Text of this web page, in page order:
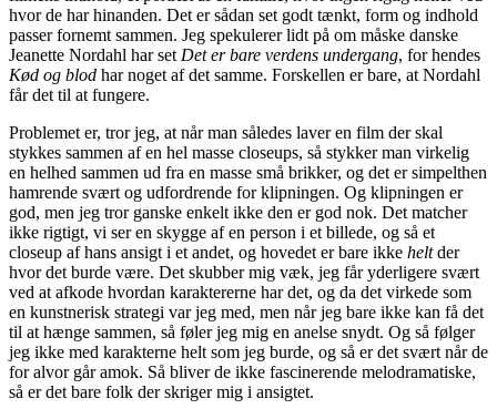
hvor de har hinanden. Det er sådan set godt tænkt, form og indhold
passer fornemt sammen. Jeg spekulerer lidt på om måske danske
Jeanette Nordahl har set Det er bare verdens undergang, for hendes
Kød og blod har noget af det samme. Forskellen er bare, at Nordahl
får det til at fungere.
Problemet er, tror jeg, at når man således laver en film der skal
stykkes sammen af en hel masse closeups, så stykker man virkelig
en helhed sammen ud fra en masse små brikker, og det er simpelthen
hamrende svært og udfordrende for klipningen. Og klipningen er
god, men jeg tror ganske enkelt ikke den er god nok. Det matcher
ikke rigtigt, vi ser en skygge af en person i et billede, og så et
closeup af hans ansigt i et andet, og hovedet er bare ikke heltder
hvor det burde være. Det skubber mig væk, jeg får yderligere svært
ved at afkode hvordan karaktererne har det, og da det virkede som
en kunstnerisk strategi var jeg med, men når jeg bare ikke kan få det
til at hænge sammen, så føler jeg mig en anelse snydt. Og så følger
jeg ikke med karakterne helt som jeg burde, og så er det svært når de
for alvor går amok. Så bliver de ikke fascinerende melodramatiske,
så er det bare folk der skriger mig i ansigtet.